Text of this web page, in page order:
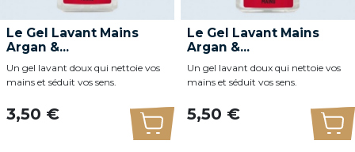
Le Gel Lavant Mains
Argan &...
Un gel lavant doux qui nettoie vos
mains et séduit vos sens.
Prix
3,50 €
Ajouter au panier
Le Gel Lavant Mains
Argan &...
Un gel lavant doux qui nettoie vos
mains et séduit vos sens.
Prix
5,50 €